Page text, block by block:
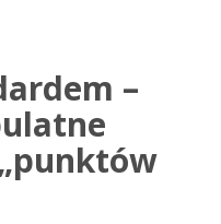
–